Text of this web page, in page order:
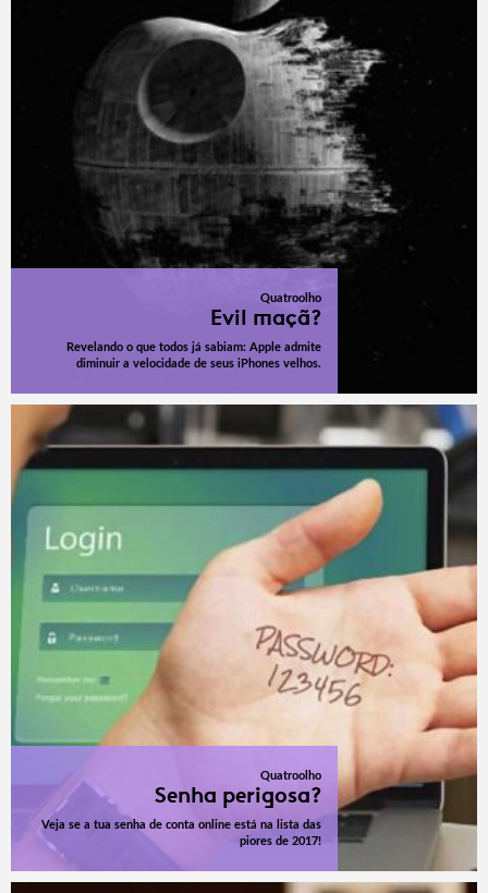
Quatroolho
Evil maçã?
Revelando o que todos já sabiam: Apple admite
diminuir a velocidade de seus iPhones velhos.
Quatroolho
Senha perigosa?
Veja se a tua senha de conta online está na lista das
piores de 2017!